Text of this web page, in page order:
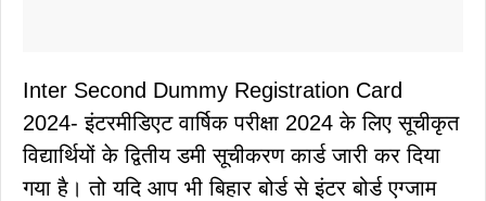
Inter Second Dummy Registration Card
2024- इंटरमीडिएट वार्षिक परीक्षा 2024 के लिए सूचीकृत
विद्यार्थियों के द्वितीय डमी सूचीकरण कार्ड जारी कर दिया
गया है। तो यदि आप भी बिहार बोर्ड से इंटर बोर्ड एग्जाम